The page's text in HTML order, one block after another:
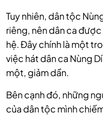
Tuy nhiên, dân tộc
riêng, nên dân ca
hệ. Đây chính là một
việc hát dân ca Nùng
một, giảm dần.
Bên cạnh đó, những
của dân tộc mình